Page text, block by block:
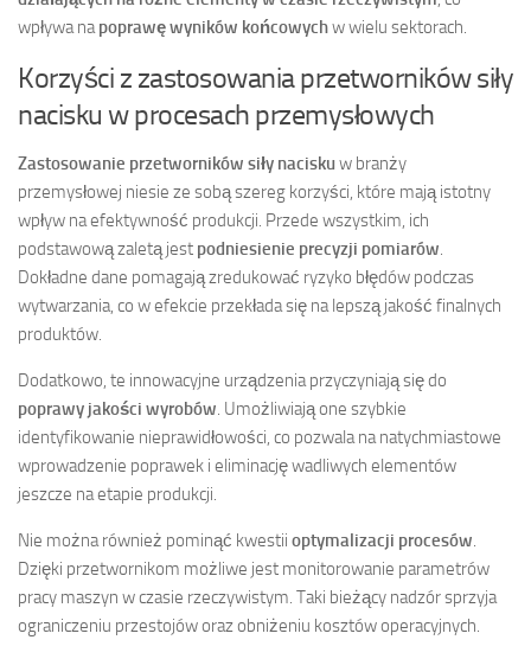
wpływa napoprawę wyników końcowychw wielu sektorach.
Korzyści z zastosowania przetworników siły
nacisku w procesach przemysłowych
Zastosowanie przetworników siły naciskuw branży
przemysłowej niesie ze sobą szereg korzyści, które mają istotny
wpływ na efektywność produkcji. Przede wszystkim, ich
podstawową zaletą jest podniesienie precyzji pomiarów.
Dokładne dane pomagają zredukować ryzyko błędów podczas
wytwarzania, co w efekcie przekłada się na lepszą jakość finalnych
produktów.
Dodatkowo, te innowacyjne urządzenia przyczyniają się do
poprawy jakości wyrobów. Umożliwiają one szybkie
identyfikowanie nieprawidłowości, co pozwala na natychmiastowe
wprowadzenie poprawek i eliminację wadliwych elementów
jeszcze na etapie produkcji.
Nie można również pominąć kwestii optymalizacji procesów.
Dzięki przetwornikom możliwe jest monitorowanie parametrów
pracy maszyn w czasie rzeczywistym. Taki bieżący nadzór sprzyja
ograniczeniu przestojów oraz obniżeniu kosztów operacyjnych.